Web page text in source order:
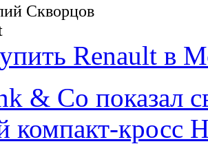
Скворцов
Renault в
& Co показал
компакт-кросс